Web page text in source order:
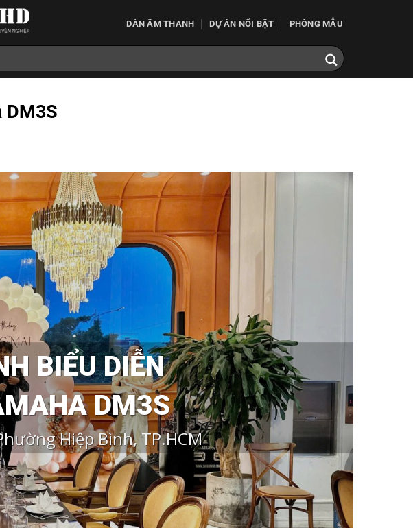
DÀN ÂM THANH DỰ ÁN NỔI BẬT PHÒNG MẪU
DM3S
BIỂU DIỄN
DM3S
Hiệp Bình, TP.HCM